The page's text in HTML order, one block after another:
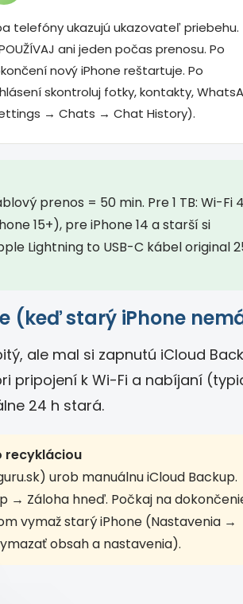
telefóny ukazujú ukazovateľ priebehu.
ani jeden počas prenosu. Po
nový iPhone reštartuje. Po
skontroluj fotky, kontakty,
→ Chats → Chat History).
prenos = 50 min. Pre 1 TB: Wi-Fi
15+), pre iPhone 14 a starší si
Lightning to USB-C kábel original
(keď starý iPhone
ale mal si zapnutú iCloud
pripojení k Wi-Fi a nabíjaní
24 h stará.
recykláciou
urob manuálnu iCloud Backup.
→ Záloha hneď. Počkaj na
vymaž starý iPhone (Nastavenia →
obsah a nastavenia).